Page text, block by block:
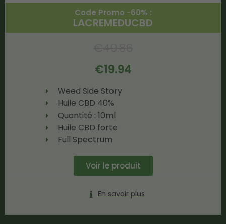
Code Promo -60% :
LACREMEDUCBD
€19.94
Weed Side Story
Huile CBD 40%
Quantité : 10ml
Huile CBD forte
Full Spectrum
Voir le produit
En savoir plus